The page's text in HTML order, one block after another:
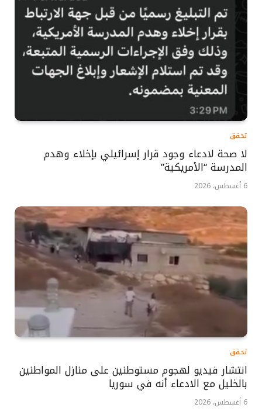
تحقق
لا صحة لادعاء وجود قرار إسرائيلي بإخلاء وهدم
المدرسة “الأمريكية”
6 أغسطس، 2026
تحقق
انتشار فيديو لهجوم مستوطنين على منازل المواطنين
بالخليل مع الادعاء أنه في سوريا
6 أغسطس، 2026